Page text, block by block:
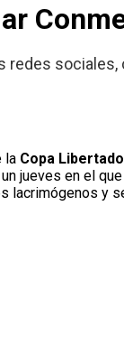
redes
laCopa
jueves en el
lacrimógenos y